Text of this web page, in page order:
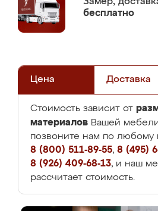
бесплатно
Цена Доставка
Стоимость зависит от
материалов Вашей
позвоните нам по любому
8 (800) 511-89-55, 8 (495)
8 (926) 409-68-13, и наш
рассчитает стоимость.